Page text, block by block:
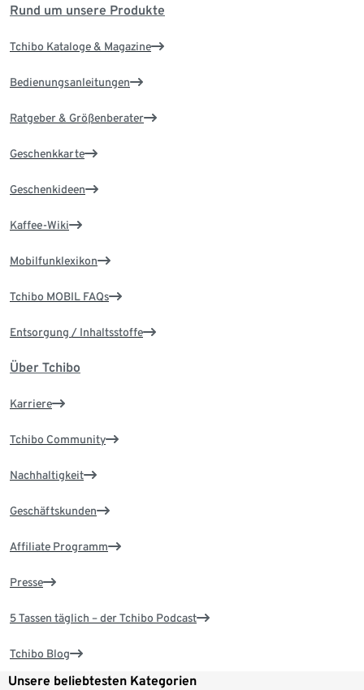
Rund um unsere Produkte
Tchibo Kataloge & Magazine
Bedienungsanleitungen
Ratgeber & Größenberater
Geschenkkarte
Geschenkideen
Kaffee-Wiki
Mobilfunklexikon
Tchibo MOBIL FAQs
Entsorgung / Inhaltsstoffe
Über Tchibo
Karriere
Tchibo Community
Nachhaltigkeit
Geschäftskunden
Affiliate Programm
Presse
5 Tassen täglich – der Tchibo Podcast
Tchibo Blog
Unsere beliebtesten Kategorien